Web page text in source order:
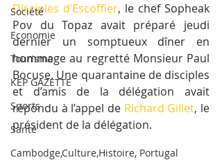
Société
Economie
Tourisme
KEP GAZETTE
Sports
Santé
Cambodge,Culture,Histoire, Portugal
Disciples d’Escoffier, le chef Sopheak
Pov du Topaz avait préparé jeudi
dernier un somptueux dîner en
hommage au regretté Monsieur Paul
Bocuse. Une quarantaine de disciples
et d’amis de la délégation avait
répondu à l’appel de Richard Gillet, le
président de la délégation.